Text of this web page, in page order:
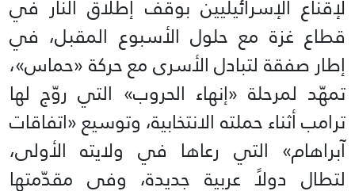
لإقناع الإسرائيليين بوقف إطلاق النار في
قطاع غزة مع حلول الأسبوع المقبل، في
إطار صفقة لتبادل الأسرى مع حركة «حماس»،
تمهّد لمرحلة «إنهاء الحروب» التي روّج لها
ترامب أثناء حملته الانتخابية، وتوسيع «اتفاقات
آبراهام» التي رعاها في ولايته الأولى،
لتطال دولاً عربية جديدة، وفي مقدّمتها